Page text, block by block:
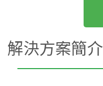
解決方案簡介